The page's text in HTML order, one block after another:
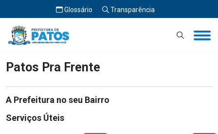
Glossário Transparência
Início Patos Pra Frente
Patos Pra Frente
A Prefeitura no seu Bairro
Serviços Úteis